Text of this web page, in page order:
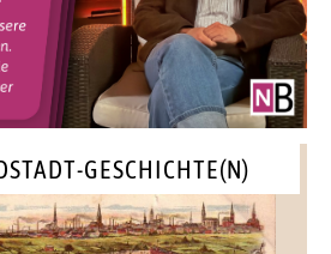
GESCHICHTE(N)